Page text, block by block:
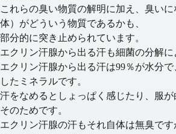
これらの臭い物質の解明に加え、臭い
体）がどういう物質であるかも、
部分的に突き止められています。
エクリン汗腺から出る汗も細菌の分解に
エクリン汗腺から出る汗は99％が水分
したミネラルです。
汗をなめるとしょっぱく感じたり、服
そのためです。
エクリン汗腺の汗もそれ自体は無臭で